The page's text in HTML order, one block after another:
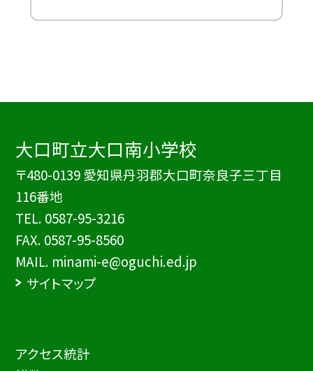
大口町立大口南小学校
〒480-0139 愛知県丹羽郡大口町奈良子三丁目
116番地
TEL. 0587-95-3216
FAX. 0587-95-8560
MAIL. minami-e@oguchi.ed.jp
サイトマップ
アクセス統計